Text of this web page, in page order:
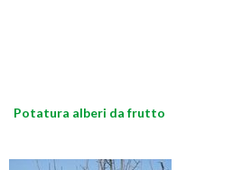
Potatura alberi da frutto